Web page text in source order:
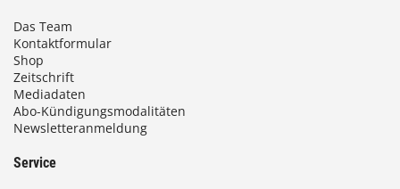
Das Team
Kontaktformular
Shop
Zeitschrift
Mediadaten
Abo-Kündigungsmodalitäten
Newsletteranmeldung
Service